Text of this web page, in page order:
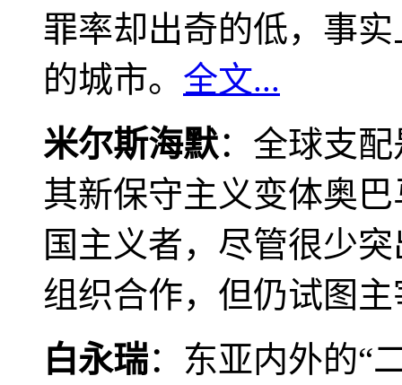
罪率却出奇的低，事
的城市。 全文...
米尔斯海默：全球支
其新保守主义变体奥
国主义者，尽管很少
组织合作，但仍试图
白永瑞：东亚内外的“